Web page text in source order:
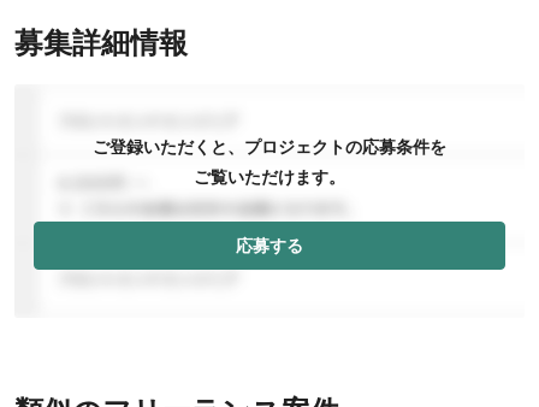
募集詳細情報
ご登録いただくと、プロジェクトの応募条件を
ご覧いただけます。
応募する